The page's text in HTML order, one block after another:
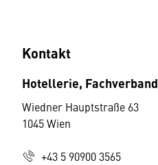
Kontakt
Hotellerie, Fachverband
Wiedner Hauptstraße 63
1045 Wien
+43 5 90900 3565